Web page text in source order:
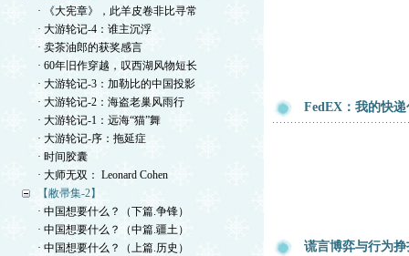
· 《大宪章》，此羊皮卷非比寻常
· 大游轮记-4：谁主沉浮
· 卖茶油郎的获奖感言
· 60年旧作穿越，叹西湖风物短长
· 大游轮记-3：加勒比的中国投影
· 大游轮记-2：海盗老巢风雨行
· 大游轮记-1：远海“猫”舞
· 大游轮记-序：拖延症
· 时间胶囊
· 大师无双： Leonard Cohen
【敝帚集-2】
· 中国想要什么？（下篇.争锋）
· 中国想要什么？（中篇.疆土）
· 中国想要什么？（上篇.历史）
FedEX：我的快
谎言博弈与行为挣